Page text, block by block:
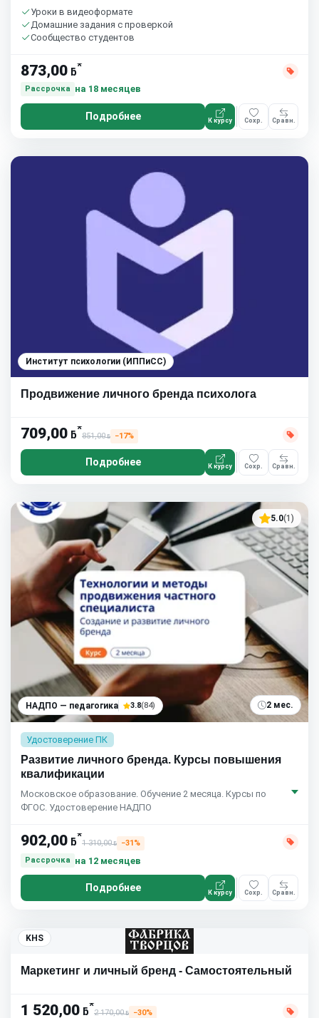
Уроки в видеоформате
Домашние задания с проверкой
Сообщество студентов
873,00 ƃ*
Рассрочка на 18 месяцев
Подробнее К курсу Сохр. Сравн.
Институт психологии (ИППиСС)
Продвижение личного бренда психолога
709,00 ƃ*
851,00ƃ −17%
Подробнее К курсу Сохр. Сравн.
5.0(1)
НАДПО — педагогика 3.8(84) 2 мес.
Удостоверение ПК
Развитие личного бренда. Курсы повышения
квалификации
Московское образование. Обучение 2 месяца. Курсы по
ФГОС. Удостоверение НАДПО
902,00 ƃ*
1 310,00ƃ
−31%
Рассрочка
на 12 месяцев
Подробнее К курсу Сохр. Сравн.
KHS
Маркетинг и личный бренд - Самостоятельный
1 520,00 ƃ*
2 170,00ƃ −30%